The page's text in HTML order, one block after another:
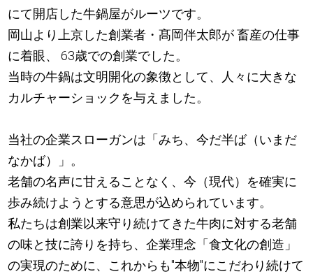
にて開店した牛鍋屋がルーツです。
岡山より上京した創業者・髙岡伴太郎が 畜産の仕事
に着眼、 63歳での創業でした。
当時の牛鍋は文明開化の象徴として、人々に大きな
カルチャーショックを与えました。
当社の企業スローガンは「みち、今だ半ば（いまだ
なかば）」。
老舗の名声に甘えることなく、今（現代）を確実に
歩み続けようとする意思が込められています。
私たちは創業以来守り続けてきた牛肉に対する老舗
の味と技に誇りを持ち、企業理念「食文化の創造」
の実現のために、これからも"本物"にこだわり続けて